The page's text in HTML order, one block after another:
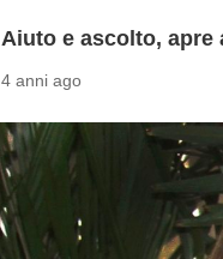
Aiuto e ascolto, apre
4 anni ago